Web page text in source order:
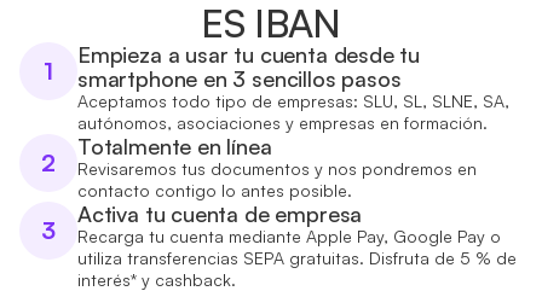
ES IBAN
1
Empieza a usar tu cuenta desde tu
smartphone en 3 sencillos pasos
Aceptamos todo tipo de empresas: SLU, SL, SLNE, SA,
autónomos, asociaciones y empresas en formación.
2
Totalmente en línea
Revisaremos tus documentos y nos pondremos en
contacto contigo lo antes posible.
3
Activa tu cuenta de empresa
Recarga tu cuenta mediante Apple Pay, Google Pay o
utiliza transferencias SEPA gratuitas. Disfruta de 5 % de
interés* y cashback.